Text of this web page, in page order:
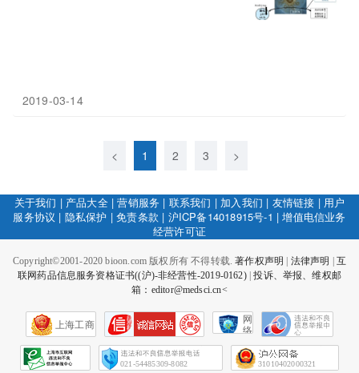
2019-03-14
< 1 2 3 >
关于我们 | 产品大全|营销服务 | 联系我们 | 加入我们 | 友情链接 | 用户
服务协议 | 隐私保护 |免责条款 | 沪ICP备14018915号-1 |增值电信业务
经营许可证
Copyright©2001-2020 bioon.com 版权所有 不得转载.著作权声明 法律声明
互
联网药品信息服务资格证书((沪)-非经营性-2019-0162)|投诉、举报、维权邮
箱：editor@medsci.cn<
上海工商
网
络
会
征
021-54485309-8082 31010402000321